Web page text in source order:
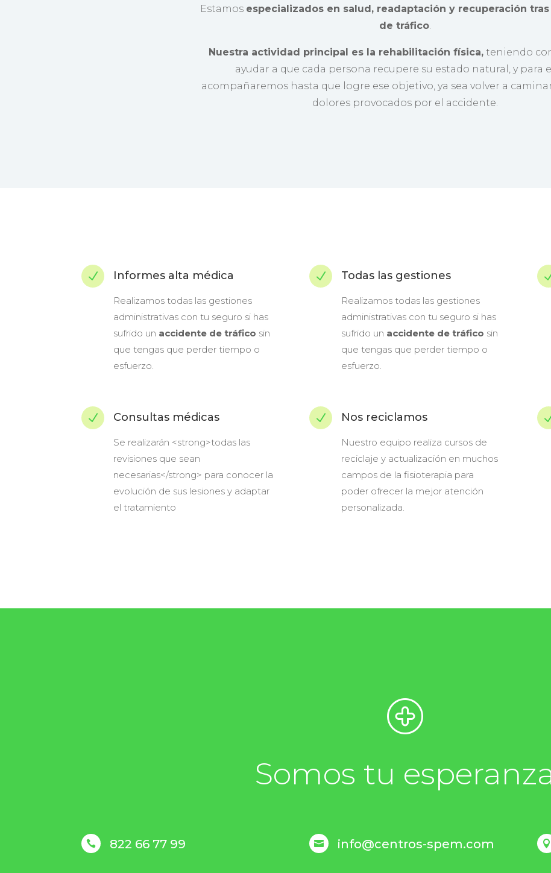
Estamos especializados en salud, readaptación y recuperación
de tráfico.
Nuestra actividad principal es la rehabilitación física, teniendo
ayudar a que cada persona recupere su estado natural, y para
acompañaremos hasta que logre ese objetivo, ya sea volver a
dolores provocados por el accidente.
N Informes alta médica
Realizamos todas las gestiones
administrativas con tu seguro si has
sufrido un accidente de tráfico sin
que tengas que perder tiempo o
esfuerzo.
N Todas las gestiones
Realizamos todas las gestiones
administrativas con tu seguro si has
sufrido un accidente de tráfico sin
que tengas que perder tiempo o
esfuerzo.
N Consultas médicas
Se realizarán <strong>todas las
revisiones que sean
necesarias</strong> para conocer la
evolución de sus lesiones y adaptar
el tratamiento
N Nos reciclamos
Nuestro equipo realiza cursos de
reciclaje y actualización en muchos
campos de la fisioterapia para
poder ofrecer la mejor atención
personalizada.
Somos tu
 822 66 77 99  info@centros-spem.com 